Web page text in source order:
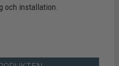
och installation.